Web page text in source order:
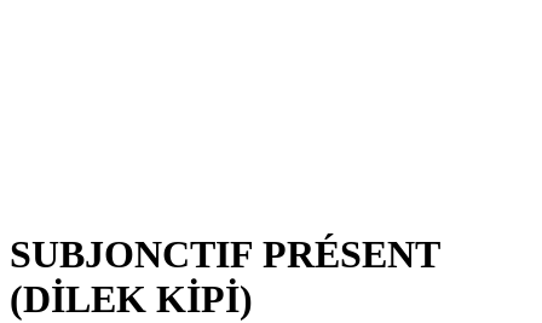
SUBJONCTIF PRÉSENT
(DİLEK KİPİ)